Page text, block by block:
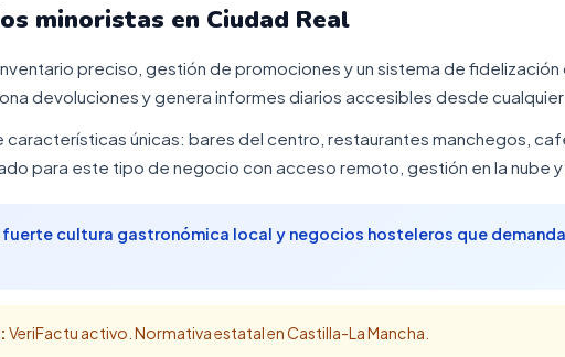
minoristas en Ciudad Real
preciso, gestión de promociones y un sistema de
devoluciones y genera informes diarios accesibles desde
características únicas: bares del centro, restaurantes manchegos,
para este tipo de negocio con acceso remoto, gestión en la nube y
cultura gastronómica local y negocios hosteleros que
VeriFactu activo. Normativa estatal en Castilla-La Mancha.